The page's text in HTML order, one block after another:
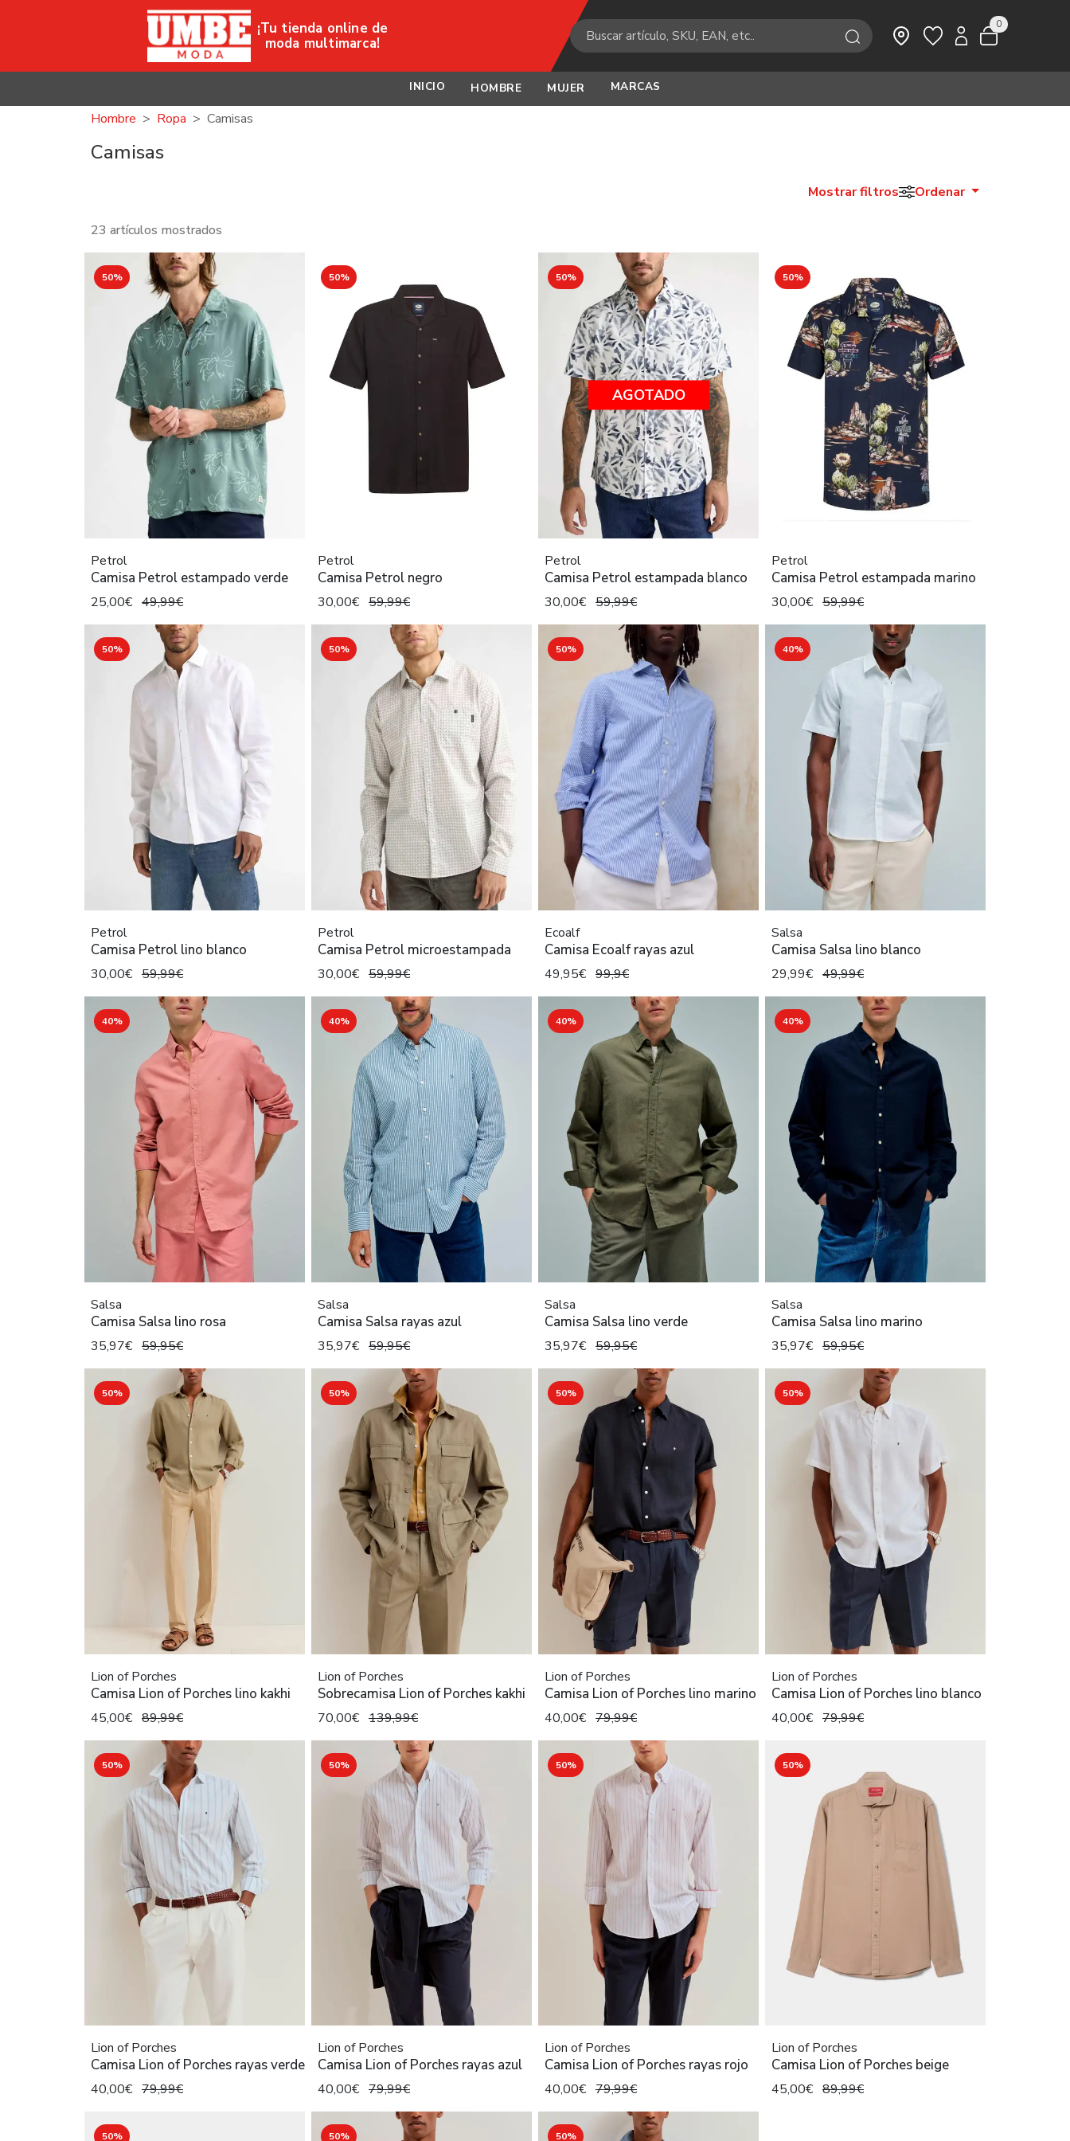
INICIO HOMBRE MUJER MARCAS
¡Tu tienda online de
moda multimarca!
0
Hombre Ropa Camisas
Camisas
Mostrar filtros Ordenar
23 artículos mostrados
50%
Petrol
Camisa Petrol estampado verde
25,00€ 49,99€
50%
Petrol
Camisa Petrol negro
30,00€ 59,99€
50%
AGOTADO
Petrol
Camisa Petrol estampada blanco
30,00€ 59,99€
50%
Petrol
Camisa Petrol estampada marino
30,00€ 59,99€
50%
Petrol
Camisa Petrol lino blanco
30,00€ 59,99€
50%
Petrol
Camisa Petrol microestampada
30,00€ 59,99€
50%
Ecoalf
Camisa Ecoalf rayas azul
49,95€ 99,9€
40%
Salsa
Camisa Salsa lino blanco
29,99€ 49,99€
40%
Salsa
Camisa Salsa lino rosa
35,97€ 59,95€
40%
Salsa
Camisa Salsa rayas azul
35,97€ 59,95€
40%
Salsa
Camisa Salsa lino verde
35,97€ 59,95€
40%
Salsa
Camisa Salsa lino marino
35,97€ 59,95€
50%
Lion of Porches
Camisa Lion of Porches lino kakhi
45,00€ 89,99€
50%
Lion of Porches
Sobrecamisa Lion of Porches kakhi
70,00€ 139,99€
50%
Lion of Porches
Camisa Lion of Porches lino marino
40,00€ 79,99€
50%
Lion of Porches
Camisa Lion of Porches lino blanco
40,00€ 79,99€
50%
Lion of Porches
Camisa Lion of Porches rayas verde
40,00€ 79,99€
50%
Lion of Porches
Camisa Lion of Porches rayas azul
40,00€ 79,99€
50%
Lion of Porches
Camisa Lion of Porches rayas rojo
40,00€ 79,99€
50%
Lion of Porches
Camisa Lion of Porches beige
45,00€ 89,99€
50% 50% 50%